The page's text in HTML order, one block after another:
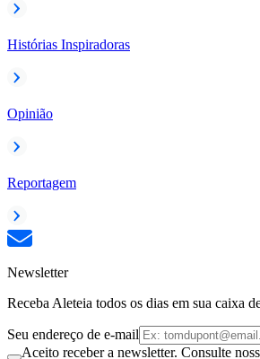
Histórias Inspiradoras
Opinião
Reportagem
Newsletter
Receba Aleteia todos os dias em sua caixa
Seu endereço de e-mail
Aceito receber a newsletter. Consulte